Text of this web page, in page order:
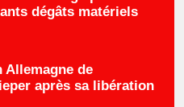
dégâts matériels
Allemagne de
après sa libération